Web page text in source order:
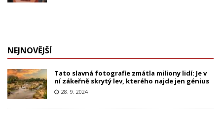
NEJNOVĚJŠÍ
Tato slavná fotografie zmátla miliony lidí: Je v
ní zákeřně skrytý lev, kterého najde jen génius
28. 9. 2024